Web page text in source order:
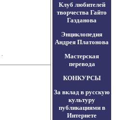
Клуб любителей
творчества Гайто
Газданова
Энциклопедия
Андрея Платонова
Мастерская
перевода
КОНКУРСЫ
За вклад в русскую
культуру
публикациями в
Интернете